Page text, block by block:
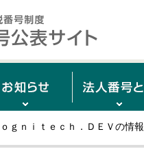
ｇｎｉｔｅｃｈ．ＤＥＶの情報